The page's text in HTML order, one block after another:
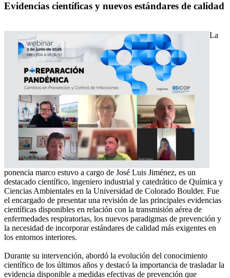
Evidencias científicas y nuevos estándares de calidad
La
ponencia marco estuvo a cargo de José Luis Jiménez, es un
destacado científico, ingeniero industrial y catedrático de Química y
Ciencias Ambientales en la Universidad de Colorado Boulder. Fue
el encargado de presentar una revisión de las principales evidencias
científicas disponibles en relación con la transmisión aérea de
enfermedades respiratorias, los nuevos paradigmas de prevención y
la necesidad de incorporar estándares de calidad más exigentes en
los entornos interiores.
Durante su intervención, abordó la evolución del conocimiento
científico de los últimos años y destacó la importancia de trasladar la
evidencia disponible a medidas efectivas de prevención que